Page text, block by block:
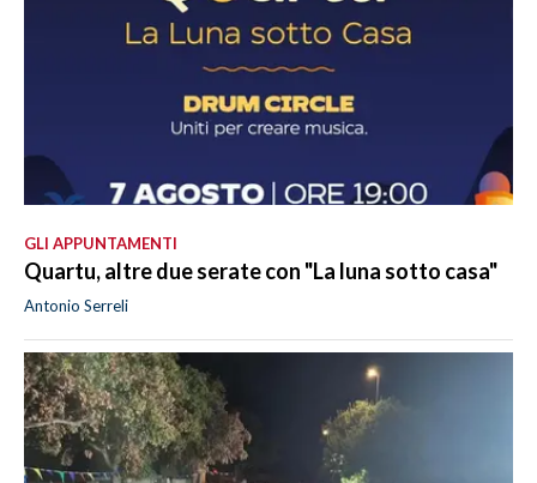
GLI APPUNTAMENTI
Quartu, altre due serate con "La luna sotto casa"
Antonio Serreli